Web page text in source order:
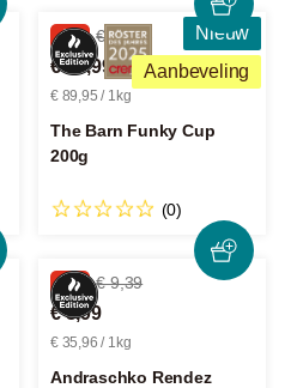
Nieuw
Aanbeveling
-8% € 19,59
€ 17,99
€ 89,95 / 1kg
The Barn Funky Cup
200g
(0)
-4% € 9,39
€ 8,99
€ 35,96 / 1kg
Andraschko Rendez